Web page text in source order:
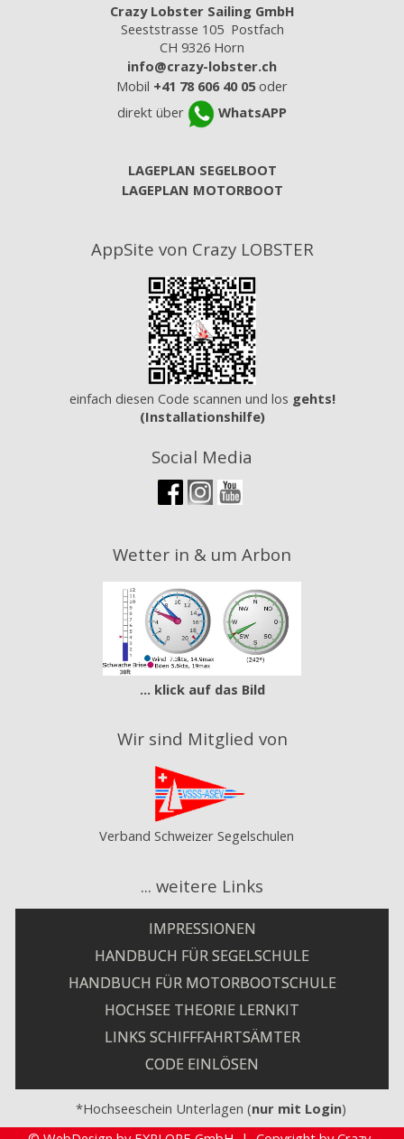
Crazy Lobster Sailing GmbH
Seeststrasse 105 Postfach
CH 9326 Horn
info@crazy-lobster.ch
Mobil +41 78 606 40 05oder
direkt über
WhatsAPP
LAGEPLAN SEGELBOOT
LAGEPLAN MOTORBOOT
AppSite von Crazy LOBSTER
einfach diesen Code scannen und los gehts!
(Installationshilfe)
Social Media
Wetter in & um Arbon
... klick auf das Bild
Wir sind Mitglied von
Verband Schweizer Segelschulen
... weitere Links
IMPRESSIONEN
HANDBUCH FÜR SEGELSCHULE
HANDBUCH FÜR MOTORBOOTSCHULE
HOCHSEE THEORIE LERNKIT
LINKS SCHIFFFAHRTSÄMTER
CODE EINLÖSEN
*Hochseeschein Unterlagen (nur mit Login)